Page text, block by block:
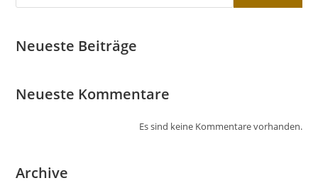
Neueste Beiträge
Neueste Kommentare
Es sind keine Kommentare vorhanden.
Archive